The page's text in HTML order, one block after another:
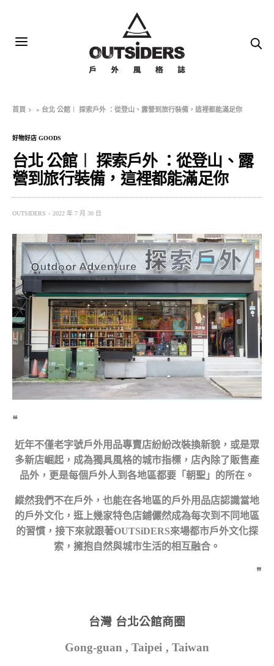
首頁 » 台北 公館︱ 探索戶外 ：從登山、露營到旅行裝備，這裡都能滿足你
好物好店 GOODS
台北 公館︱ 探索戶外 ：從登山、露
營到旅行裝備，這裡都能滿足你
OUTSIDERS 2022 年 7 月 30 日
❝
近年不僅老字號戶外用品專賣店紛紛改裝換新貌，或是眾
多新店崛起，成為獨具風格的城市指標，店內除了販售產
品外，更是每個戶外人到各地區都要「朝聖」的所在。
縱然我們不在戶外，也能在各地區的戶外用品店認識當地
的戶外文化，逛上幾家特色店鋪儼然成為每次到不同地區
的習慣，接下來就跟著OUTSiDERS來場都市戶外文化探
索，擁抱自然與城市生活的相互融合。
❞
台灣 台北公館商圈
Gong-guan , Taipei , Taiwan